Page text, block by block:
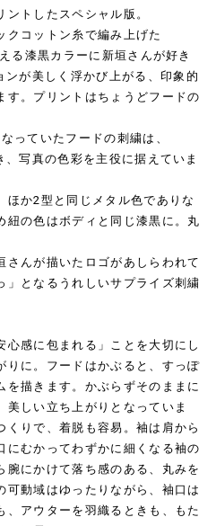
トしたスペシャル版。
クコットン糸で編み上げた
る漆黒カラーに新垣さんが好き
ンが美しく浮かび上がる、印象的
す。プリントはちょうどフードの
っていたフードの刺繍は、
写真の色彩を主役に据えていま
ほか2型と同じメタル色でありな
紐の色はボディと同じ漆黒に。丸
さんが描いたロゴがあしらわれて
」となるうれしいサプライズ刺繍
心感に包まれる」ことを大切にし
りに。フードはかぶると、すっぽ
を描きます。かぶらずそのままに
美しい立ち上がりとなっていま
りで、着脱も容易。袖は肩から
にむかってわずかに細くなる袖の
腕にかけて落ち感のある、丸みを
可動域はゆったりながら、袖口は
、アウターを羽織るときも、もた